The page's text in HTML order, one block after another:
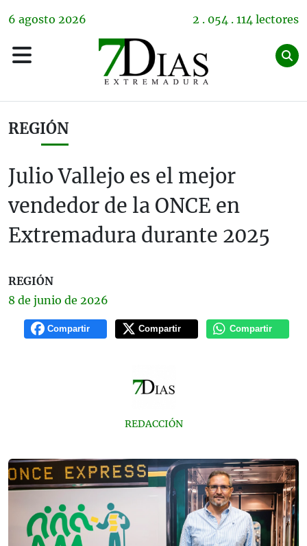
6 agosto 2026 2 . 054 . 114 lectores
REGIÓN
Julio Vallejo es el mejor
vendedor de la ONCE en
Extremadura durante 2025
REGIÓN
8 de junio de 2026
Compartir Compartir Compartir
REDACCIÓN